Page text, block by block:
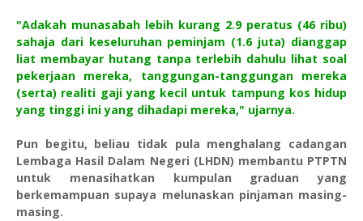
"Adakah munasabah lebih kurang 2.9 peratus (46 ribu)
sahaja dari keseluruhan peminjam (1.6 juta) dianggap
liat membayar hutang tanpa terlebih dahulu lihat soal
pekerjaan mereka, tanggungan-tanggungan mereka
(serta) realiti gaji yang kecil untuk tampung kos hidup
yang tinggi ini yang dihadapi mereka," ujarnya.
Pun begitu, beliau tidak pula menghalang cadangan
Lembaga Hasil Dalam Negeri (LHDN) membantu PTPTN
untuk menasihatkan kumpulan graduan yang
berkemampuan supaya melunaskan pinjaman masing-
masing.